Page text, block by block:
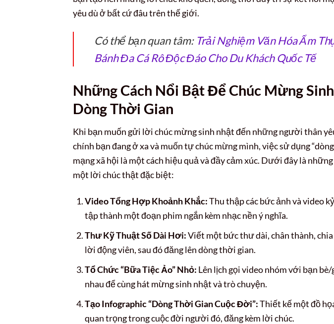
yêu dù ở bất cứ đâu trên thế giới.
Có thể bạn quan tâm: Trải Nghiệm Văn Hóa Ẩm
Bánh Đa Cá Rô Độc Đáo Cho Du Khách Quốc Tế
Những Cách Nổi Bật Để Chúc Mừng
Dòng Thời Gian
Khi bạn muốn gửi lời chúc mừng sinh nhật đến những người thân
chính bạn đang ở xa và muốn tự chúc mừng mình, việc sử dụng
mạng xã hội là một cách hiệu quả và đầy cảm xúc. Dưới đây là
một lời chúc thật đặc biệt:
Video Tổng Hợp Khoảnh Khắc:Thu thập các bức ảnh và video
tập thành một đoạn phim ngắn kèm nhạc nền ý nghĩa.
Thư Kỹ Thuật Số Dài Hơi:Viết một bức thư dài, chân thành,
lời động viên, sau đó đăng lên dòng thời gian.
Tổ Chức “Bữa Tiệc Ảo” Nhỏ: Lên lịch gọi video nhóm với bạn
nhau để cùng hát mừng sinh nhật và trò chuyện.
Tạo Infographic “Dòng Thời Gian Cuộc Đời”:Thiết kế một đồ
quan trọng trong cuộc đời người đó, đăng kèm lời chúc.